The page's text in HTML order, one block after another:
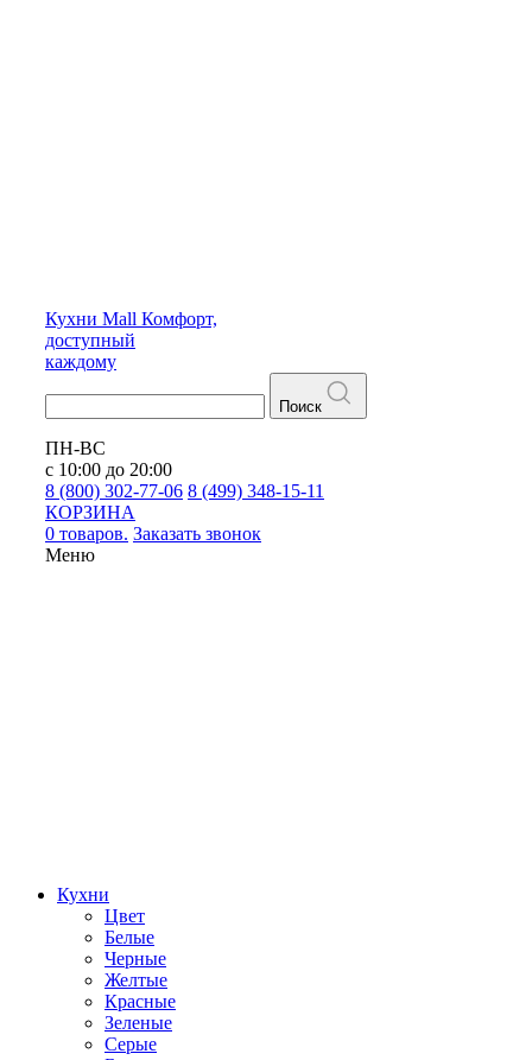
Кухни Mall Комфорт,
доступный
каждому
Поиск
ПН-ВС
с 10:00 до 20:00
8 (800) 302-77-06 8 (499) 348-15-11
КОРЗИНА
0 товаров. Заказать звонок
Меню
Кухни
Цвет
Белые
Черные
Желтые
Красные
Зеленые
Серые